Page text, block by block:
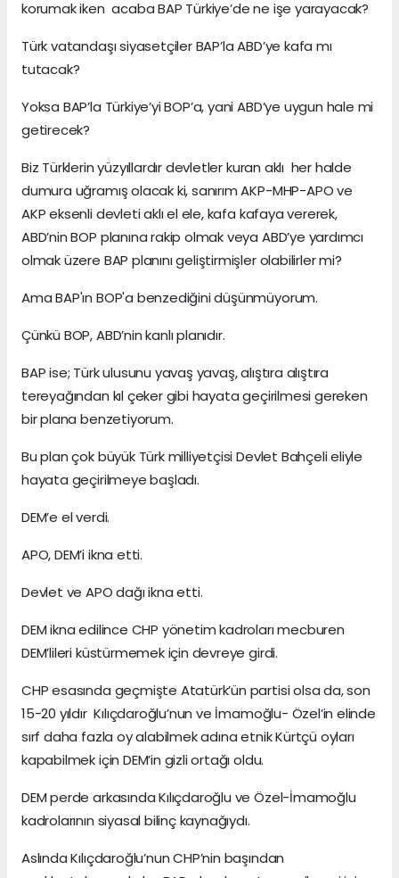
korumak iken acaba BAP Türkiye’de ne işe yarayacak?
Türk vatandaşı siyasetçiler BAP’la ABD’ye kafa mı
tutacak?
Yoksa BAP’la Türkiye’yi BOP’a, yani ABD’ye uygun hale mi
getirecek?
Biz Türklerin yüzyıllardır devletler kuran aklı her halde
dumura uğramış olacak ki, sanırım AKP-MHP-APO ve
AKP eksenli devleti aklı el ele, kafa kafaya vererek,
ABD’nin BOP planına rakip olmak veya ABD’ye yardımcı
olmak üzere BAP planını geliştirmişler olabilirler mi?
Ama BAP'ın BOP'a benzediğini düşünmüyorum.
Çünkü BOP, ABD’nin kanlı planıdır.
BAP ise; Türk ulusunu yavaş yavaş, alıştıra alıştıra
tereyağından kıl çeker gibi hayata geçirilmesi gereken
bir plana benzetiyorum.
Bu plan çok büyük Türk milliyetçisi Devlet Bahçeli eliyle
hayata geçirilmeye başladı.
DEM’e el verdi.
APO, DEM’i ikna etti.
Devlet ve APO dağı ikna etti.
DEM ikna edilince CHP yönetim kadroları mecburen
DEM’lileri küstürmemek için devreye girdi.
CHP esasında geçmişte Atatürk’ün partisi olsa da, son
15-20 yıldır Kılıçdaroğlu’nun ve İmamoğlu- Özel’in elinde
sırf daha fazla oy alabilmek adına etnik Kürtçü oyları
kapabilmek için DEM’in gizli ortağı oldu.
DEM perde arkasında Kılıçdaroğlu ve Özel-İmamoğlu
kadrolarının siyasal bilinç kaynağıydı.
Aslında Kılıçdaroğlu’nun CHP’nin başından